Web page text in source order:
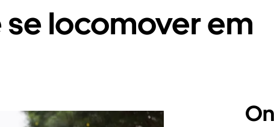
se locomover em